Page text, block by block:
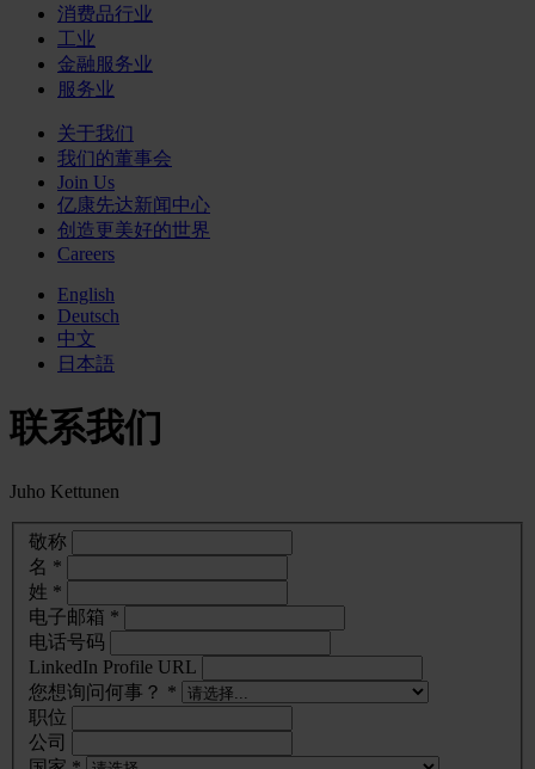
消费品行业
工业
金融服务业
服务业
关于我们
我们的董事会
Join Us
亿康先达新闻中心
创造更美好的世界
Careers
English
Deutsch
中文
日本語
联系我们
Juho Kettunen
敬称
名 *
姓 *
电子邮箱 *
电话号码
LinkedIn Profile URL
您想询问何事？ *
职位
公司